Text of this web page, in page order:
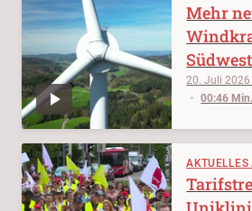
20. Juli 2026
00:46 Min.
Mehr
AKTUELLES